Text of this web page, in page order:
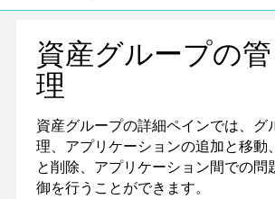
資産グループの管
理
資産グループの詳細ペインでは、グ
理、アプリケーションの追加と移動
と削除、アプリケーション間での問
御を行うことができます。